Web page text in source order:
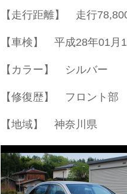
【走行距離】 走行
【車検】 平成28年01月
【カラー】 シルバー
【修復歴】 フロント部
【地域】 神奈川県